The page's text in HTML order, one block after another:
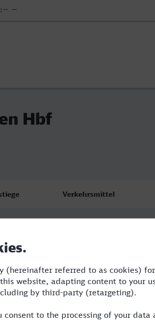
Hbf
Verkehrsmittel
RB,RJX,ICE